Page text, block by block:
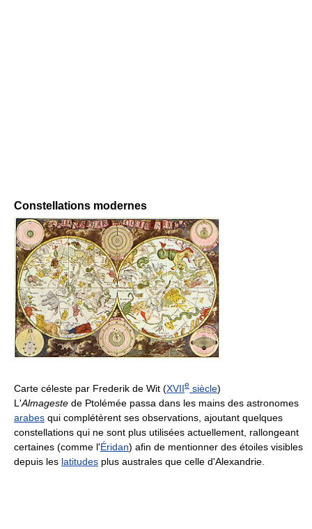
Constellations modernes
Carte céleste par Frederik de Wit (XVIIe siècle)
L'Almageste de Ptolémée passa dans les mains des astronomes
arabes qui complétèrent ses observations, ajoutant quelques
constellations qui ne sont plus utilisées actuellement, rallongeant
certaines (comme l'Éridan) afin de mentionner des étoiles visibles
depuis les latitudes plus australes que celle d'Alexandrie.